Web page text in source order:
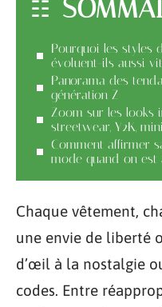
Pourquoi les styles
évoluent-ils aussi
Panorama des
génération Z
Zoom sur les looks
streetwear, Y2K,
Comment affirmer
mode quand on est
Chaque vêtement,
une envie de liberté
d’œil à la nostalgie
codes. Entre